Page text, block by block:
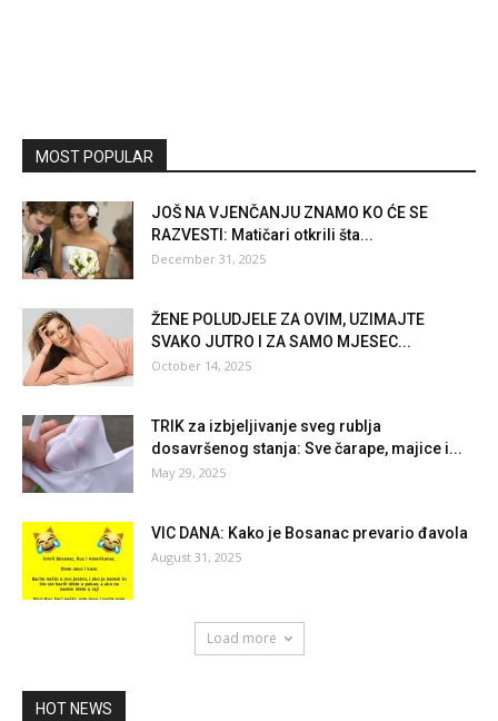
MOST POPULAR
JOŠ NA VJENČANJU ZNAMO KO ĆE SE
RAZVESTI: Matičari otkrili šta...
December 31, 2025
ŽENE POLUDJELE ZA OVIM, UZIMAJTE
SVAKO JUTRO I ZA SAMO MJESEC...
October 14, 2025
TRIK za izbjeljivanje sveg rublja
dosavršenog stanja: Sve čarape, majice i...
May 29, 2025
VIC DANA: Kako je Bosanac prevario đavola
August 31, 2025
Load more
HOT NEWS